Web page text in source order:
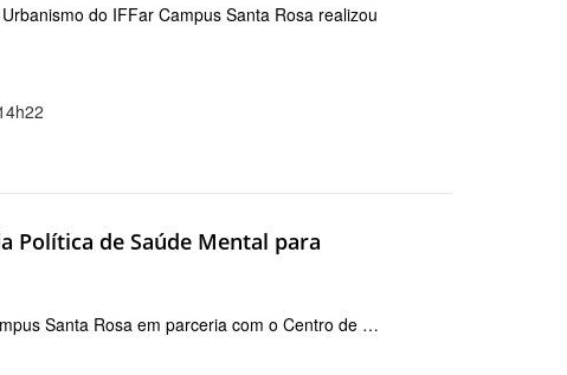
do IFFar Campus Santa Rosa realizou
Política de Saúde Mental para
Santa Rosa em parceria com o Centro de …